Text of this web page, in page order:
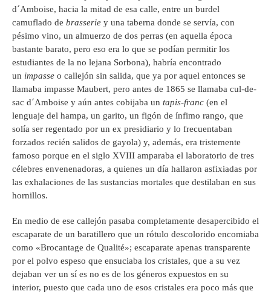
d´Amboise, hacia la mitad de esa calle, entre un burdel
camuflado de brasserie y una taberna donde se servía, con
pésimo vino, un almuerzo de dos perras (en aquella época
bastante barato, pero eso era lo que se podían permitir los
estudiantes de la no lejana Sorbona), habría encontrado
un impasse o callejón sin salida, que ya por aquel entonces se
llamaba impasse Maubert, pero antes de 1865 se llamaba cul-de-
sac d´Amboise y aún antes cobijaba un tapis-franc (en el
lenguaje del hampa, un garito, un figón de ínfimo rango, que
solía ser regentado por un ex presidiario y lo frecuentaban
forzados recién salidos de gayola) y, además, era tristemente
famoso porque en el siglo XVIII amparaba el laboratorio de tres
célebres envenenadoras, a quienes un día hallaron asfixiadas por
las exhalaciones de las sustancias mortales que destilaban en sus
hornillos.
En medio de ese callejón pasaba completamente desapercibido el
escaparate de un baratillero que un rótulo descolorido encomiaba
como «Brocantage de Qualité»; escaparate apenas transparente
por el polvo espeso que ensuciaba los cristales, que a su vez
dejaban ver un sí es no es de los géneros expuestos en su
interior, puesto que cada uno de esos cristales era poco más que